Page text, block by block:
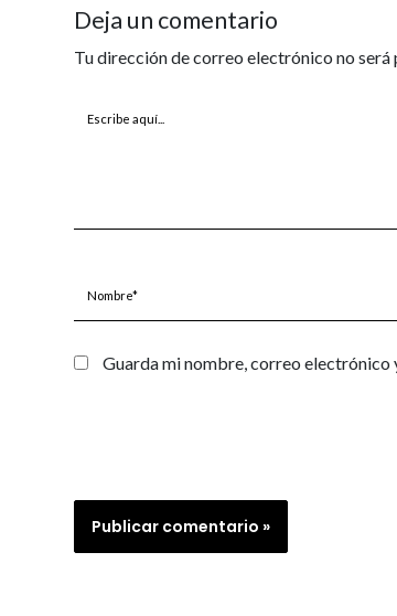
Deja un comentario
Tu dirección de correo electrónico no será
Escribe
Guarda mi nombre, correo electrónico